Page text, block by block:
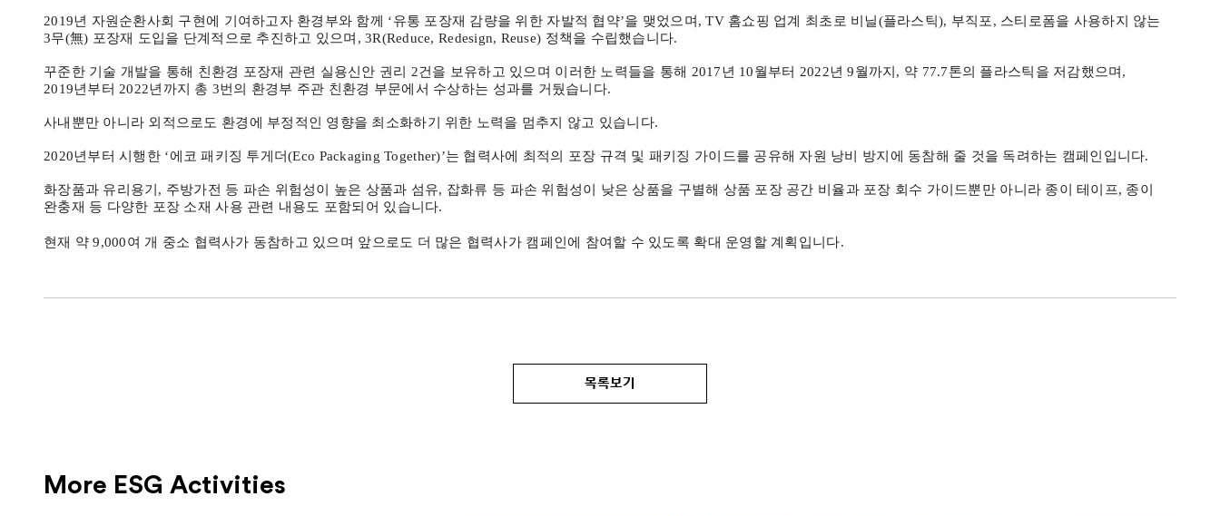
2019년 자원순환사회 구현에 기여하고자 환경부와 함께 ʻ유통 포장재 감량을 위한 자발적 협약’을 맺었으며 , TV 홈쇼핑 업계 최초로 비닐(플라스틱), 부직포 , 스티로폼을 사용하지 않는
3무(無) 포장재 도입을 단계적으로 추진하고 있으며 , 3R(Reduce, Redesign, Reuse) 정책을 수립했습니다.
꾸준한 기술 개발을 통해 친환경 포장재 관련 실용신안 권리 2건을 보유하고 있으며 이러한 노력들을 통해 2017년 10월부터 2022년 9월까지 , 약 77.7톤의 플라스틱을 저감했으며 ,
2019년부터 2022년까지 총 3번의 환경부 주관 친환경 부문에서 수상하는 성과를 거뒀습니다.
사내뿐만 아니라 외적으로도 환경에 부정적인 영향을 최소화하기 위한 노력을 멈추지 않고 있습니다.
2020년부터 시행한‘에코 패키징 투게더(Eco Packaging Together)’는 협력사에 최적의 포장 규격 및 패키징 가이드를 공유해 자원 낭비 방지에 동참해 줄 것을 독려하는 캠페인입니다.
화장품과 유리용기 , 주방가전 등 파손 위험성이 높은 상품과 섬유, 잡화류 등 파손 위험성이 낮은 상품을 구별해 상품 포장 공간 비율과 포장 회수 가이드뿐만 아니라 종이 테이프, 종이
완충재 등 다양한 포장 소재 사용 관련 내용도 포함되어 있습니다.
현재 약 9,000여 개 중소 협력사가 동참하고 있으며 앞으로도 더 많은 협력사가 캠페인에 참여할 수 있도록 확대 운영할 계획입니다.
목록보기
More ESG Activities